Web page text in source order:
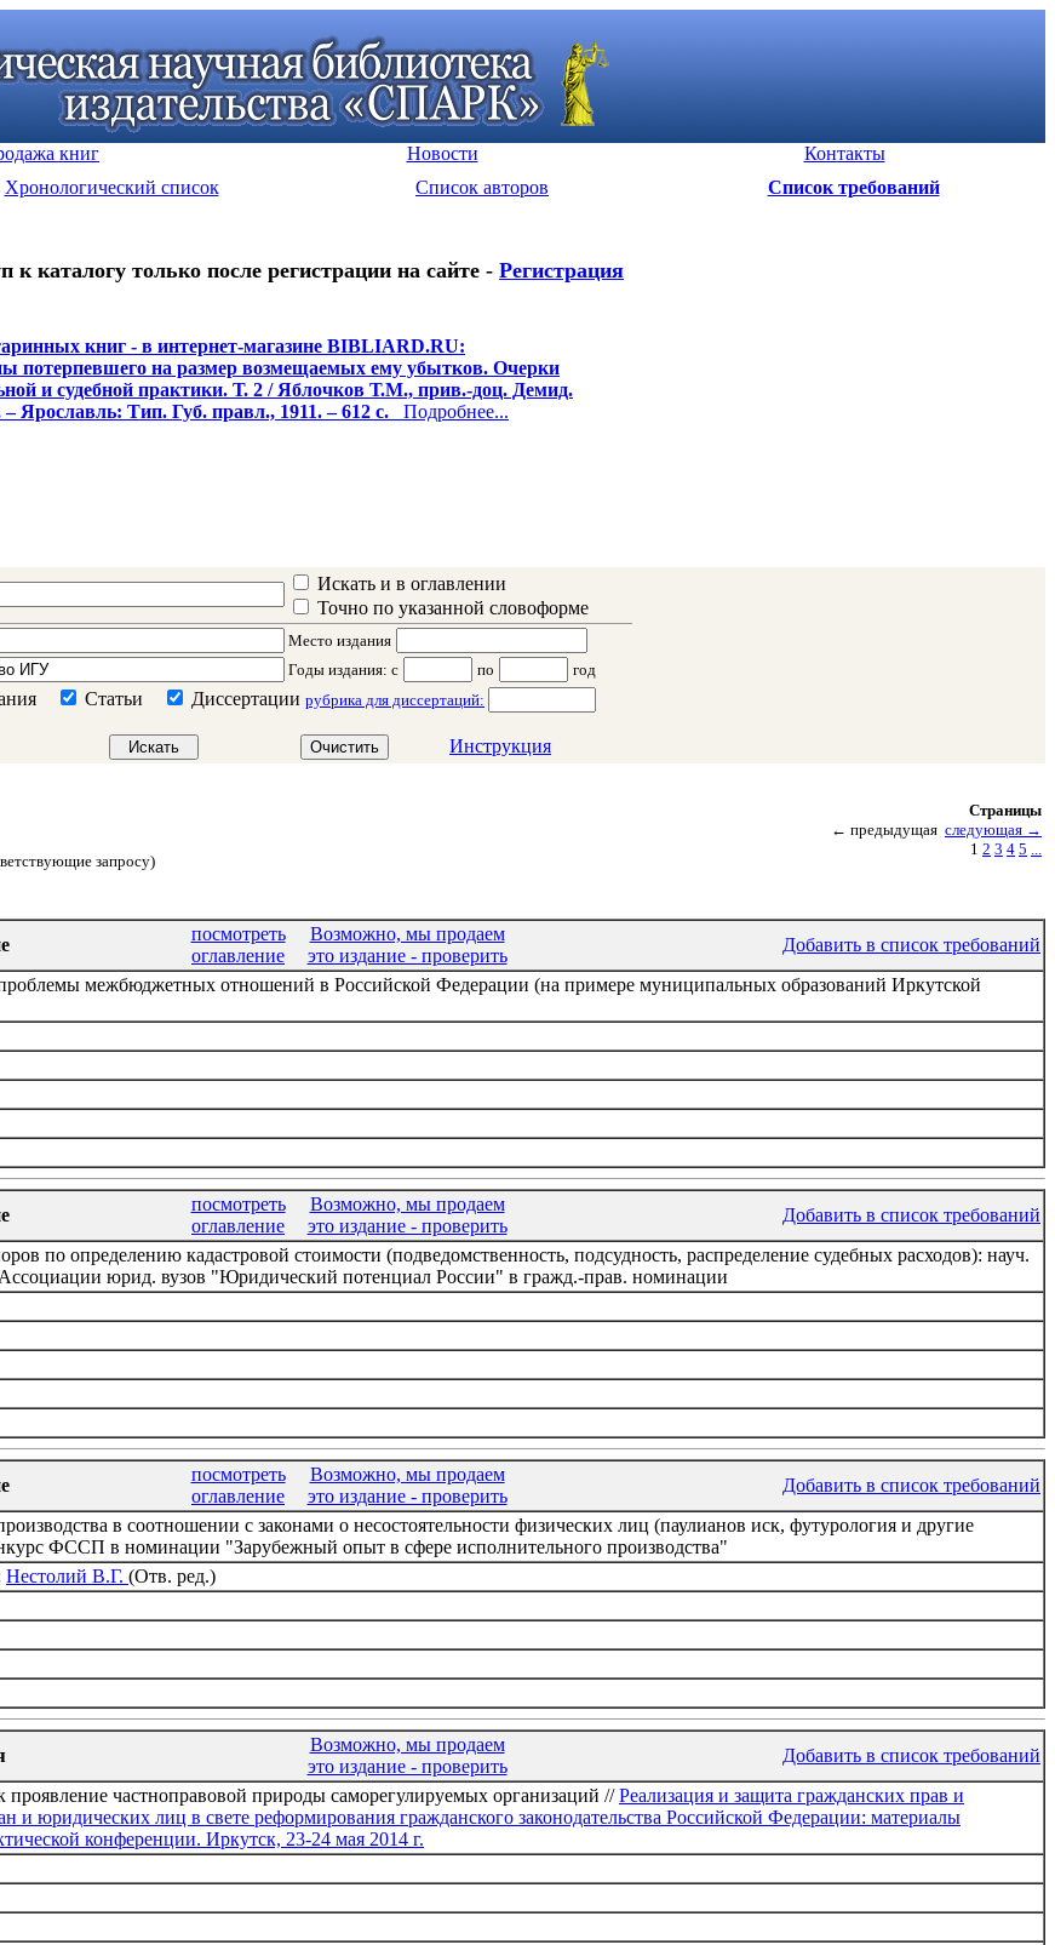
книг Новости
Контакты
Хронологический список Список авторов Список требований
к каталогу только после регистрации на сайте - Регистрация
книг - в интернет-магазине BIBLIARD.RU:
потерпевшего на размер возмещаемых ему убытков. Очерки
и судебной практики. Т. 2 / Яблочков Т.М., прив.-доц. Демид.
Ярославль: Тип. Губ. правл., 1911. – 612 с. Подробнее...
Искать и в оглавлении
Точно по указанной словоформе
Место издания
Годы издания: c по год
Статьи Диссертации рубрика для диссертаций:
Инструкция
запросу)
Страницы
← предыдущая следующая →
1 2 3 4 5
посмотреть
оглавление
Возможно, мы продаем
это издание - проверить
Добавить в список требований
межбюджетных отношений в Российской Федерации (на примере муниципальных образований Иркутской
посмотреть
оглавление
Возможно, мы продаем
это издание - проверить
Добавить в список требований
по определению кадастровой стоимости (подведомственность, подсудность, распределение судебных расходов): науч.
Ассоциации юрид. вузов "Юридический потенциал России" в гражд.-прав. номинации
посмотреть
оглавление
Возможно, мы продаем
это издание - проверить
Добавить в список требований
в соотношении с законами о несостоятельности физических лиц (паулианов иск, футурология и другие
ФССП в номинации "Зарубежный опыт в сфере исполнительного производства"
Нестолий В.Г. (Отв. ред.)
Возможно, мы продаем
это издание - проверить
Добавить в список требований
частноправовой природы саморегулируемых организаций //Реализация и защита гражданских прав и
и юридических лиц в свете реформирования гражданского законодательства Российской Федерации: материалы
конференции. Иркутск, 23-24 мая 2014 г.